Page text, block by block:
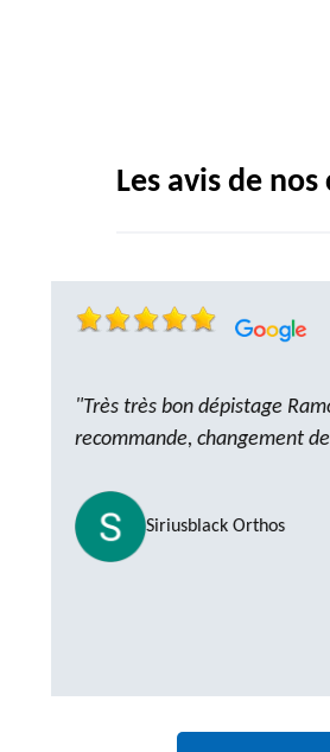
Les avis de
"Très très bon dépistage
recommande, changement
Siriusblack Orthos